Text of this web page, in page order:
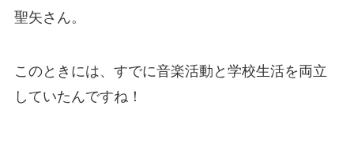
聖矢さん。
このときには、すでに音楽活動と学校生活を両立
していたんですね！